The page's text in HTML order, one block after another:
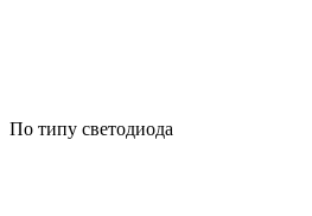
По типу светодиода